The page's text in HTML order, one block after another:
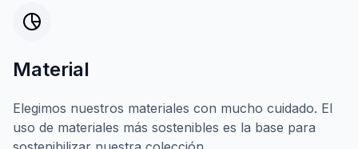
Material
Elegimos nuestros materiales con mucho cuidado. El
uso de materiales más sostenibles es la base para